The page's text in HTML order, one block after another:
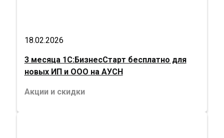
18.02.2026
3 месяца 1С:БизнесСтарт бесплатно для
новых ИП и ООО на АУСН
Акции и скидки